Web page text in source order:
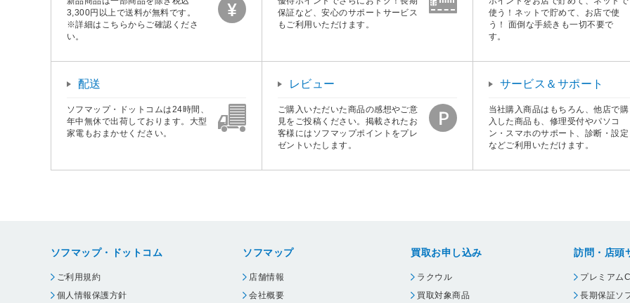
3,300円以上で送料が無料です。
※詳細はこちらからご確認くださ
い。
保証など、安心のサポートサービス
もご利用いただけます。
使う！ネットで貯めて、お店で使
う！ 面倒な手続きも一切不要で
す。
配送
ソフマップ・ドットコムは24時間、
年中無休で出荷しております。大型
家電もおまかせください。
レビュー
ご購入いただいた商品の感想やご意
見をご投稿ください。掲載されたお
客様にはソフマップポイントをプレ
ゼントいたします。
サービス＆サポート
当社購入商品はもちろん、他店で購
入した商品も、修理受付やパソコ
ン・スマホのサポート、診断・設定
などご利用いただけます。
ソフマップ・ドットコム
ご利用規約
個人情報保護方針
ソフマップ
店舗情報
会社概要
買取お申し込み
ラクウル
買取対象商品
訪問・店頭
プレミアム
長期保証ソ